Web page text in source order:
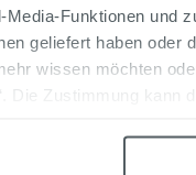
Media-Funktionen und
geliefert haben oder
wissen möchten
Die Zustimmung kann
oder weiß
Duschkabinen
auch den
Materialien